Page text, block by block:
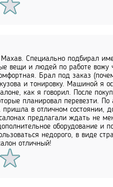
Махав. Специально подбирал
вещи и людей по работе
Брал под заказ
и тонировку. Машиной я
как я говорил. После
планировал перевезти.
в отличном состоянии,
предлагали ждать не
оборудование и
недорого, в виде
отличный!